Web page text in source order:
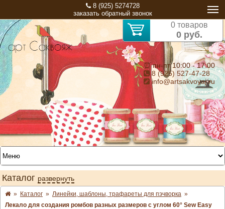
8 (925) 5274728
заказать обратный звонок
0 товаров
0 руб.
⏰ пн-пт 10:00 - 17:00
8 (925) 527-47-28
info@artsakvoyaj.ru
Каталог развернуть
» Каталог » Линейки, шаблоны, трафареты для пэчворка »
Лекало для создания ромбов разных размеров с углом 60° Sew Easy